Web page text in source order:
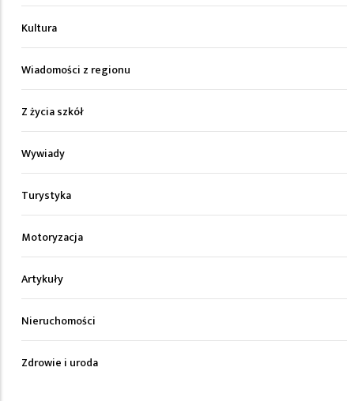
Kultura
Wiadomości z regionu
Z życia szkół
Wywiady
Turystyka
Motoryzacja
Artykuły
Nieruchomości
Zdrowie i uroda